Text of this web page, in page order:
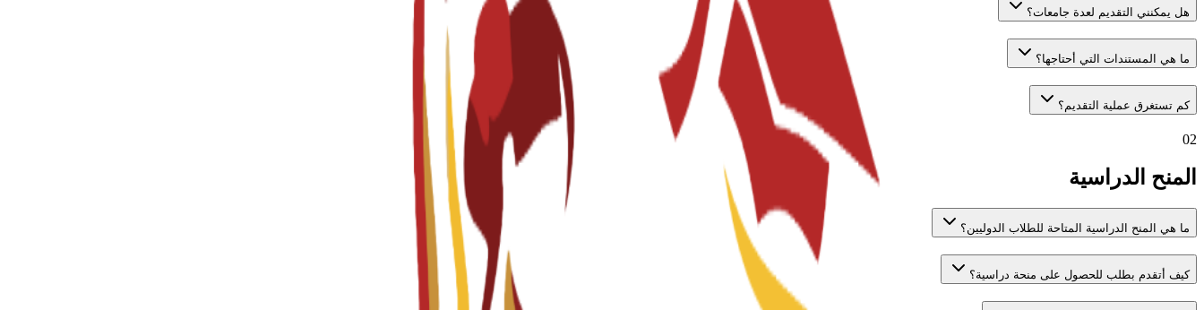
هل يمكنني التقديم لعدة جامعات؟
ما هي المستندات التي أحتاجها؟
كم تستغرق عملية التقديم؟
02
المنح الدراسية
ما هي المنح الدراسية المتاحة للطلاب الدوليين؟
كيف أتقدم بطلب للحصول على منحة دراسية؟